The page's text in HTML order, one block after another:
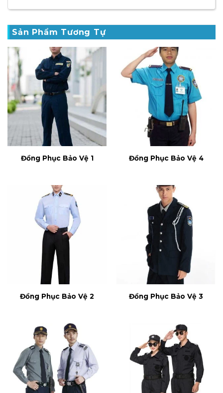
Sản Phẩm Tương Tự
Đồng Phục Bảo Vệ 1 Đồng Phục Bảo Vệ 4
Đồng Phục Bảo Vệ 2 Đồng Phục Bảo Vệ 3